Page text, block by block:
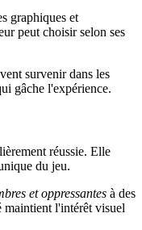
graphiques et
peut choisir selon ses
survenir dans les
gâche l'expérience.
réussie. Elle
du jeu.
et oppressantes à des
maintient l'intérêt visuel